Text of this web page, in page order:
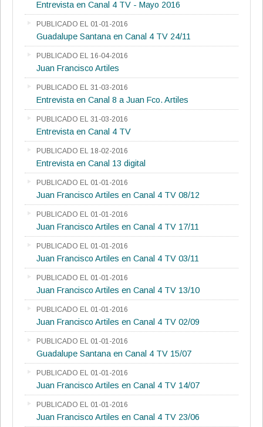
Entrevista en Canal 4 TV - Mayo 2016
PUBLICADO EL 01-01-2016
Guadalupe Santana en Canal 4 TV 24/11
PUBLICADO EL 16-04-2016
Juan Francisco Artiles
PUBLICADO EL 31-03-2016
Entrevista en Canal 8 a Juan Fco. Artiles
PUBLICADO EL 31-03-2016
Entrevista en Canal 4 TV
PUBLICADO EL 18-02-2016
Entrevista en Canal 13 digital
PUBLICADO EL 01-01-2016
Juan Francisco Artiles en Canal 4 TV 08/12
PUBLICADO EL 01-01-2016
Juan Francisco Artiles en Canal 4 TV 17/11
PUBLICADO EL 01-01-2016
Juan Francisco Artiles en Canal 4 TV 03/11
PUBLICADO EL 01-01-2016
Juan Francisco Artiles en Canal 4 TV 13/10
PUBLICADO EL 01-01-2016
Juan Francisco Artiles en Canal 4 TV 02/09
PUBLICADO EL 01-01-2016
Guadalupe Santana en Canal 4 TV 15/07
PUBLICADO EL 01-01-2016
Juan Francisco Artiles en Canal 4 TV 14/07
PUBLICADO EL 01-01-2016
Juan Francisco Artiles en Canal 4 TV 23/06